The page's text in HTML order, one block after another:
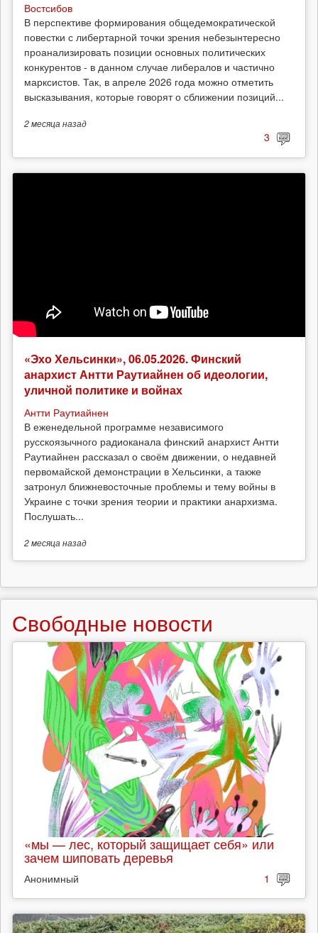
Востсибов
В перспективе формирования общедемократической
повестки с либертарной точки зрения небезынтересно
проанализировать позиции основных политических
конкурентов - в данном случае либералов и частично
марксистов. Так, в апреле 2026 года можно отметить
высказывания, которые говорят о сближении позиций...
2 месяцаназад
3
«Эхо Хельсинки», 06.05.2026. Финский
анархист Антти Раутиайнен об идеологии,
уличной политике и войнах
Антти Раутиайнен
В еженедельной программе независимого
русскоязычного радиоканала финский анархист Антти
Раутиайнен рассказал о своём движении, о недавней
первомайской демонстрации в Хельсинки, а также
затронул ближневосточные проблемы и тему войны в
Украине с точки зрения теории и практики анархизма.
Послушать...
2 месяцаназад
Свободные новости
«мы — лес, который защищает себя» или
зачем шиповать деревья
Анонимный 1